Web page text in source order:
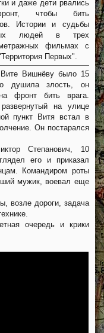
и даже дети рвались
чтобы бить
Истории и судьбы
людей в трех
фильмах с
Первых".
Вишнёву было 15
душила злость, он
фронт бить врага.
на улице
пункт Витя встал в
Он постарался
Степанович, 10
его и приказал
Командиром роты
мужик, воевал еще
возле дороги, задача
очередь и крики